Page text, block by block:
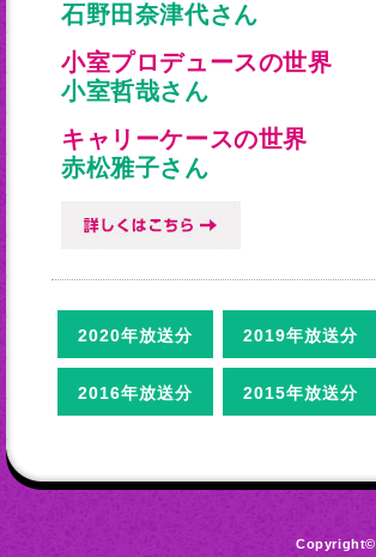
石野田奈津代さん
小室プロデュースの世界
小室哲哉さん
キャリーケースの世界
赤松雅子さん
2020年放送分 2019年放送分
2016年放送分 2015年放送分
Copyright©